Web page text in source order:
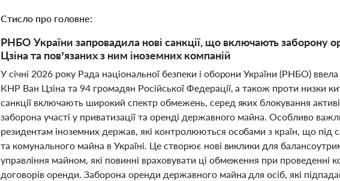
Стисло про головне:
РНБО України запровадила нові санкції, що включають заборону
Цзіна та пов’язаних з ним іноземних компаній
У січні 2026 року Рада національної безпеки і оборони України (РНБО)
КНР Ван Цзіна та 94 громадян Російської Федерації, а також проти низки
санкції включають широкий спектр обмежень, серед яких блокування
заборона участі у приватизації та оренді державного майна. Особливо
резидентам іноземних держав, які контролюються особами з країн, що під
та комунального майна в Україні. Це створює нові виклики для
управління майном, які повинні враховувати ці обмеження при проведенні
договорів оренди. Заборона оренди державного майна для осіб, які